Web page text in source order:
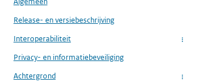
Release- en versiebeschrijving
Interoperabiliteit
...
Privacy- en informatiebeveiliging
Achtergrond
...